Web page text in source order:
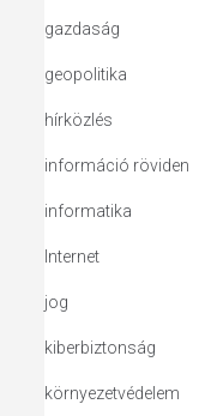
gazdaság
geopolitika
hírközlés
információ röviden
informatika
Internet
jog
kiberbiztonság
környezetvédelem